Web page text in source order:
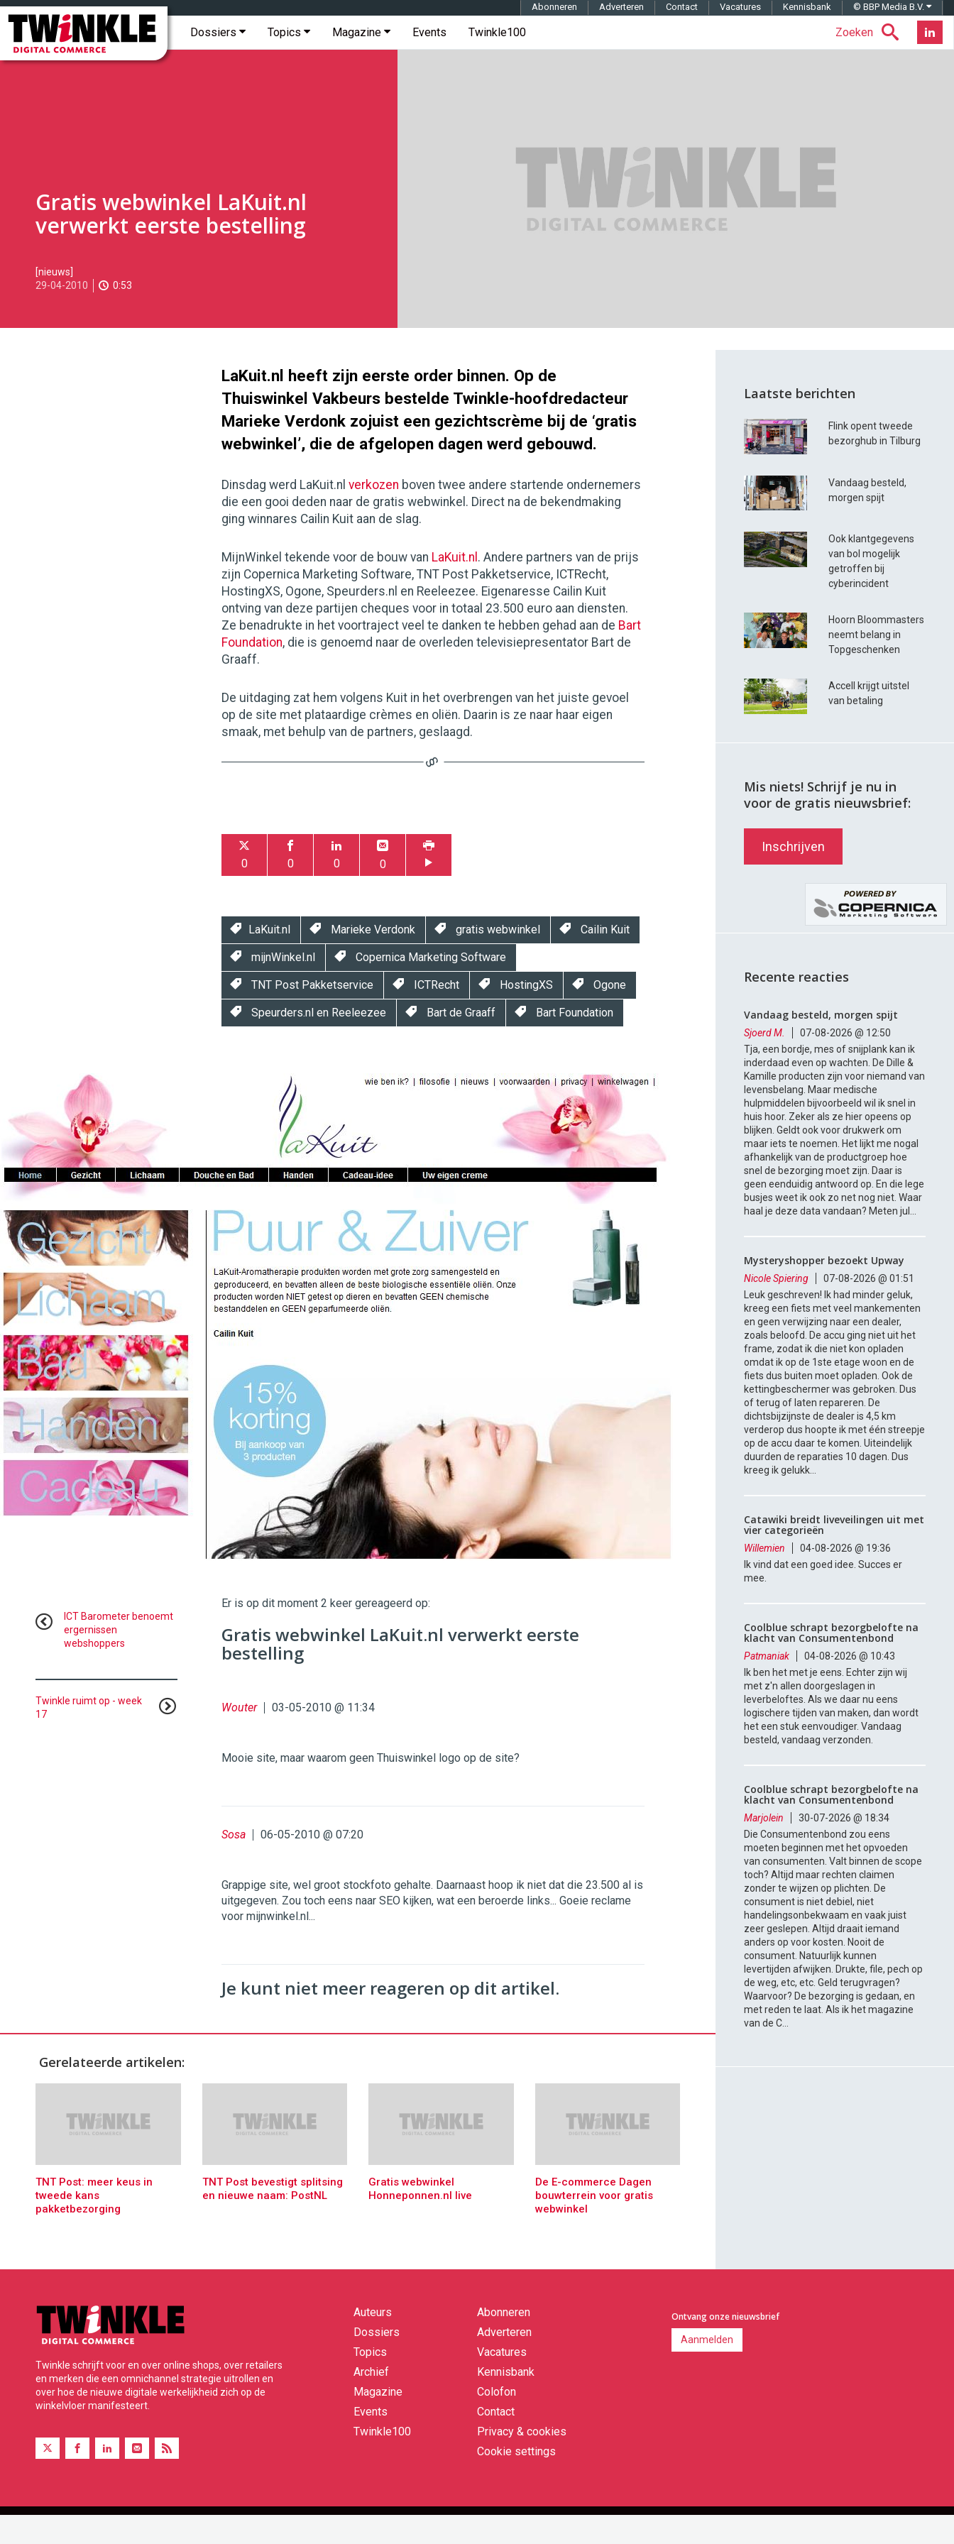
Twinkle
Digital
Commerce
Hoofdmenu Zoeken
Dossiers Topics Magazine Events Twinkle100
Topmenu Abonneren Adverteren Contact Vacatures Kennisbank © BBP Media B.V.
Gratis webwinkel LaKuit.nl
verwerkt eerste bestelling
2010-
04-
05-
[nieuws]
29-04-2010
0:53
LaKuit.nl heeft zijn eerste order binnen. Op de
Thuiswinkel Vakbeurs bestelde Twinkle-hoofdredacteur
Marieke Verdonk zojuist een gezichtscrème bij de ‘gratis
webwinkel’, die de afgelopen dagen werd gebouwd.
Dinsdag werd LaKuit.nl verkozen boven twee andere startende ondernemers
die een gooi deden naar de gratis webwinkel. Direct na de bekendmaking
ging winnares Cailin Kuit aan de slag.
MijnWinkel tekende voor de bouw van LaKuit.nl . Andere partners van de prijs
zijn Copernica Marketing Software, TNT Post Pakketservice, ICTRecht,
HostingXS, Ogone, Speurders.nl en Reeleezee. Eigenaresse Cailin Kuit
ontving van deze partijen cheques voor in totaal 23.500 euro aan diensten.
Ze benadrukte in het voortraject veel te danken te hebben gehad aan de Bart
Foundation, die is genoemd naar de overleden televisiepresentator Bart de
Graaff.
De uitdaging zat hem volgens Kuit in het overbrengen van het juiste gevoel
op de site met plataardige crèmes en oliën. Daarin is ze naar haar eigen
smaak, met behulp van de partners, geslaagd.
0 0 0 0
LaKuit.nl Marieke Verdonk gratis webwinkel Cailin Kuit
mijnWinkel.nl Copernica Marketing Software
TNT Post Pakketservice ICTRecht HostingXS Ogone
Speurders.nl en Reeleezee Bart de Graaff Bart Foundation
https://twinklemagazine.nl
Er is op dit moment 2 keer gereageerd op:
Gratis webwinkel LaKuit.nl verwerkt eerste
bestelling
Wouter 03-05-2010 @ 11:34
Mooie site, maar waarom geen Thuiswinkel logo op de site?
Sosa 06-05-2010 @ 07:20
Grappige site, wel groot stockfoto gehalte. Daarnaast hoop ik niet dat die 23.500 al is
uitgegeven. Zou toch eens naar SEO kijken, wat een beroerde links... Goeie reclame
voor mijnwinkel.nl...
Je kunt niet meer reageren op dit artikel.
ICT Barometer benoemt
ergernissen
webshoppers
Twinkle ruimt op - week
17
Gerelateerde artikelen:
TNT Post: meer keus in
tweede kans
pakketbezorging
TNT Post bevestigt splitsing
en nieuwe naam: PostNL
Gratis webwinkel
Honneponnen.nl live
De E-commerce Dagen
bouwterrein voor gratis
webwinkel
Laatste berichten
Flink opent tweede
bezorghub in Tilburg
Vandaag besteld,
morgen spijt
Ook klantgegevens
van bol mogelijk
getroffen bij
cyberincident
Hoorn Bloommasters
neemt belang in
Topgeschenken
Accell krijgt uitstel
van betaling
Mis niets! Schrijf je nu in
voor de gratis nieuwsbrief:
Inschrijven
Recente reacties
Vandaag besteld, morgen spijt
Sjoerd M.
07-08-2026 @ 12:50
Tja, een bordje, mes of snijplank kan ik
inderdaad even op wachten. De Dille &
Kamille producten zijn voor niemand van
levensbelang. Maar medische
hulpmiddelen bijvoorbeeld wil ik snel in
huis hoor. Zeker als ze hier opeens op
blijken. Geldt ook voor drukwerk om
maar iets te noemen. Het lijkt me nogal
afhankelijk van de productgroep hoe
snel de bezorging moet zijn. Daar is
geen eenduidig antwoord op. En die lege
busjes weet ik ook zo net nog niet. Waar
haal je deze data vandaan? Meten jul...
Mysteryshopper bezoekt Upway
Nicole Spiering
07-08-2026 @ 01:51
Leuk geschreven! Ik had minder geluk,
kreeg een fiets met veel mankementen
en geen verwijzing naar een dealer,
zoals beloofd. De accu ging niet uit het
frame, zodat ik die niet kon opladen
omdat ik op de 1ste etage woon en de
fiets dus buiten moet opladen. Ook de
kettingbeschermer was gebroken. Dus
of terug of laten repareren. De
dichtsbijzijnste de dealer is 4,5 km
verderop dus hoopte ik met één streepje
op de accu daar te komen. Uiteindelijk
duurden de reparaties 10 dagen. Dus
kreeg ik gelukk...
Catawiki breidt liveveilingen uit met
vier categorieën
Willemien
04-08-2026 @ 19:36
Ik vind dat een goed idee. Succes er
mee.
Coolblue schrapt bezorgbelofte na
klacht van Consumentenbond
Patmaniak
04-08-2026 @ 10:43
Ik ben het met je eens. Echter zijn wij
met z'n allen doorgeslagen in
leverbeloftes. Als we daar nu eens
logischere tijden van maken, dan wordt
het een stuk eenvoudiger. Vandaag
besteld, vandaag verzonden.
Coolblue schrapt bezorgbelofte na
klacht van Consumentenbond
Marjolein
30-07-2026 @ 18:34
Die Consumentenbond zou eens
moeten beginnen met het opvoeden
van consumenten. Valt binnen de scope
toch? Altijd maar rechten claimen
zonder te wijzen op plichten. De
consument is niet debiel, niet
handelingsonbekwaam en vaak juist
zeer geslepen. Altijd draait iemand
anders op voor kosten. Nooit de
consument. Natuurlijk kunnen
levertijden afwijken. Drukte, file, pech op
de weg, etc, etc. Geld terugvragen?
Waarvoor? De bezorging is gedaan, en
met reden te laat. Als ik het magazine
van de C...
Twinkle schrijft voor en over online shops, over retailers
en merken die een omnichannel strategie uitrollen en
over hoe de nieuwe digitale werkelijkheid zich op de
winkelvloer manifesteert.
Quick
links
Auteurs
Dossiers
Topics
Archief
Magazine
Events
Twinkle100
Abonneren
Adverteren
Vacatures
Kennisbank
Colofon
Contact
Privacy & cookies
Cookie settings
Ontvang onze nieuwsbrief
Aanmelden